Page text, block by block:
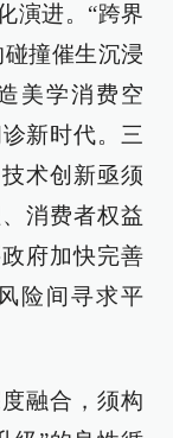
演进。“跨界
撞催生沉浸
美学消费空
新时代。三
术创新亟须
消费者权益
府加快完善
险间寻求平
融合，须构